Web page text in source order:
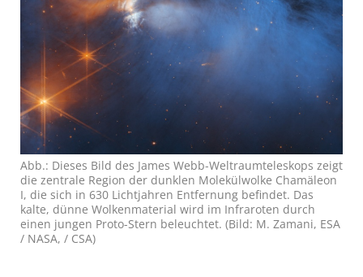
Abb.: Dieses Bild des James Webb-Weltraum­teleskops zeigt
die zentrale Region der dunklen Molekül­wolke Chamäleon
I, die sich in 630 Licht­jahren Entfernung befindet. Das
kalte, dünne Wolken­material wird im Infraroten durch
einen jungen Proto-Stern beleuchtet. (Bild: M. Zamani, ESA
/ NASA, / CSA)